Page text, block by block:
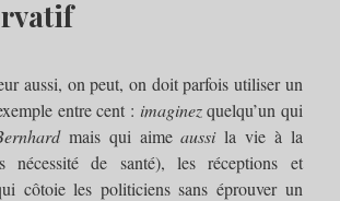
aussi, on peut, on doit parfois utiliser un
entre cent : imaginezquelqu’un qui
mais qui aimeaussila vie à la
nécessité de santé), les réceptions et
côtoie les politiciens sans éprouver un